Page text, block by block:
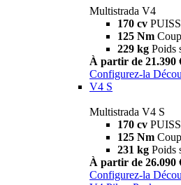
Multistrada V4
170 cv
125 Nm
229 kg Poids
À partir de 21.390
Configurez-la
V4 S
Multistrada V4 S
170 cv
125 Nm
231 kg Poids
À partir de 26.090
Configurez-la